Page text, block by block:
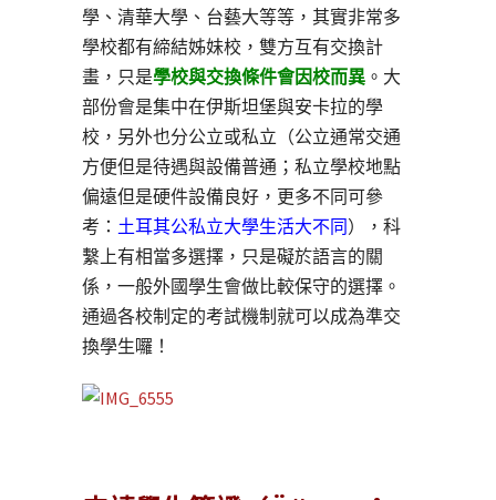
學、清華大學、台藝大等等，其實非常多
學校都有締結姊妹校，雙方互有交換計
畫，只是學校與交換條件會因校而異 。大
部份會是集中在伊斯坦堡與安卡拉的學
校，另外也分公立或私立（公立通常交通
方便但是待遇與設備普通；私立學校地點
偏遠但是硬件設備良好，更多不同可參
考： 土耳其公私立大學生活大不同），科
繫上有相當多選擇，只是礙於語言的關
係，一般外國學生會做比較保守的選擇。
通過各校制定的考試機制就可以成為準交
換學生囉！